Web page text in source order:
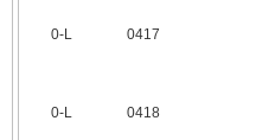
0‑L 0417
0‑L 0418